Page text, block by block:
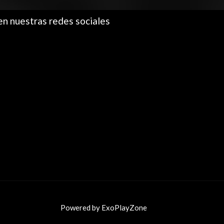
nuestras redes sociales
Powered by ExoPlayZone